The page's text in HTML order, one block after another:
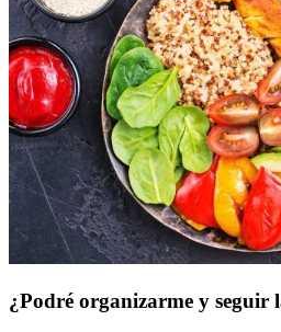
¿Podré organizarme y seguir